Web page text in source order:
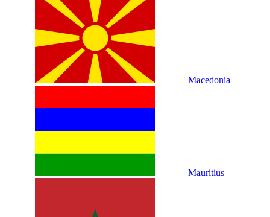
Macedonia
Mauritius